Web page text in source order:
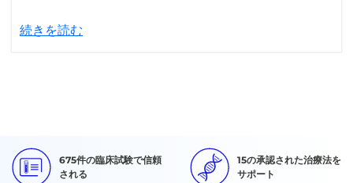
続きを読む
675件の臨床試験で信頼
される
15の承認された治療法を
サポート